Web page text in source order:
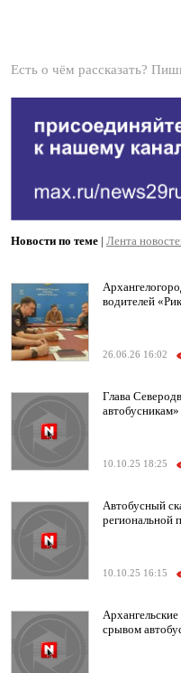
Есть о чём рассказать?
Новости по теме | Лента
водителей
26.06.26 16:02
Глава
10.10.25 18:25
Автобусный
региональной
10.10.25 16:15
Архангельские
срывом